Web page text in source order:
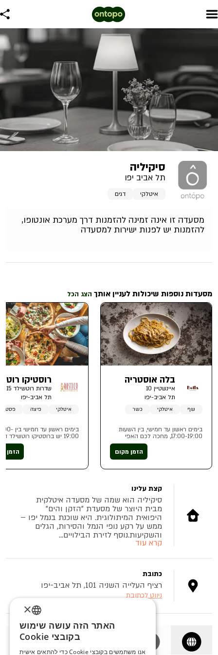
סיקיליה
תל אביב יפו
איטלקי דגים
מסעדה זו אינה זמינה להזמנות דרך מערכת אונטופו,
להזמנות יש לפנות ישירות למסעדה
מסעדות נוספות שיכולות לעניין אותך הצג הכל
בלה אוסטריה
איינשטיין 10
תל אביב-יפו
שף איטלקי כשר
בימים ראשון עד חמישי, בין השעות
17:00-19:00, מחכה לכם האפי
האוור בבלה אוסטריה, של 20%
הנחה על תפריט האוכל והאלכוהול
הזמן מקום
רוסטיקו
שדרות רוטשילד 15
תל אביב-יפו
איטלקי פיצה פסטות
בימים ראשון עד חמישי
19:00 יש ברוסטיקו רוטשילד
הזמן
קצת עלינו
סיקיליה הוא שמה של מסעדה איטלקית
מבית היוצר של מסעדת "הזקן והים"
היפואית המיתולוגית. היא שוכנת בנמל יפו –
ממש על רקע נופי הנמל והסירות, הגלים
והשקיעות.נוסף לזירת הבילויים...
קרא עוד
כתובת
רציף העלייה השניה 101, תל אביב-יפו
ניווט לכתובת
ENGLISH
×
האתר הזה עושה שימוש
בקובצי Cookie
אנו משתמשים בקובצי Cookie כדי להתאים אישית